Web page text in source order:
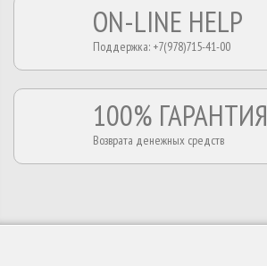
ON-LINE HELP
Поддержка: +7(978)715-41-00
100% ГАРАНТИЯ
Возврата денежных средств